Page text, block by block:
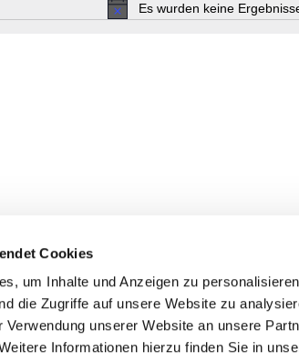
Cookies
um Inhalte und Anzeigen zu
die Zugriffe auf unsere Website zu
Verwendung unserer Website an unsere
Informationen hierzu finden Sie in
Hinweis
Es wurden keine
2025